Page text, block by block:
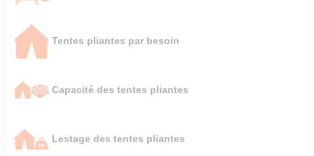
Tentes pliantes par besoin
Capacité des tentes pliantes
Lestage des tentes pliantes